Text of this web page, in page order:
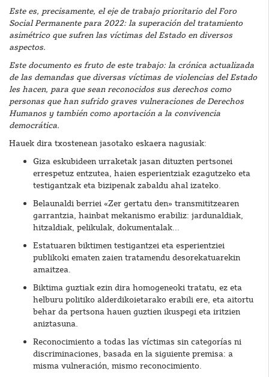
Este es, precisamente, el eje de trabajo prioritario del Foro
Social Permanente para 2022: la superación del tratamiento
asimétrico que sufren las víctimas del Estado en diversos
aspectos.
Este documento es fruto de este trabajo: la crónica actualizada
de las demandas que diversas víctimas de violencias del Estado
les hacen, para que sean reconocidos sus derechos como
personas que han sufrido graves vulneraciones de Derechos
Humanos y también como aportación a la convivencia
democrática.
Hauek dira txostenean jasotako eskaera nagusiak:
Giza eskubideen urraketak jasan dituzten pertsonei
errespetuz entzutea, haien esperientziak ezagutzeko eta
testigantzak eta bizipenak zabaldu ahal izateko.
Belaunaldi berriei «Zer gertatu den» transmititzearen
garrantzia, hainbat mekanismo erabiliz: jardunaldiak,
hitzaldiak, pelikulak, dokumentalak...
Estatuaren biktimen testigantzei eta esperientziei
publikoki ematen zaien tratamendu desorekatuarekin
amaitzea.
Biktima guztiak ezin dira homogeneoki tratatu, ez eta
helburu politiko alderdikoietarako erabili ere, eta aitortu
behar da pertsona hauen guztien ikuspegi eta iritzien
aniztasuna.
Reconocimiento a todas las víctimas sin categorías ni
discriminaciones, basada en la siguiente premisa: a
misma vulneración, mismo reconocimiento.